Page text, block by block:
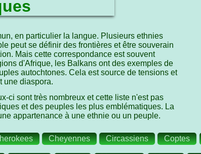
en particulier la langue. Plusieurs ethnies
peut se définir des frontières et être souverain
Mais cette correspondance est souvent
d'Afrique, les Balkans ont des exemples de
autochtones. Cela est source de tensions et
une diaspora.
ci sont très nombreux et cette liste n'est pas
et des peuples les plus emblématiques. La
appartenance à une ethnie ou un peuple.
Cheyennes Circassiens Coptes